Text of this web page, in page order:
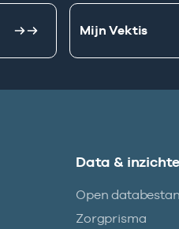
Mijn Vektis
Data &
Open
Zorgprisma